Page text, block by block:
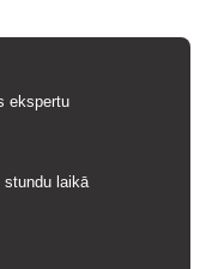
ekspertu
laikā